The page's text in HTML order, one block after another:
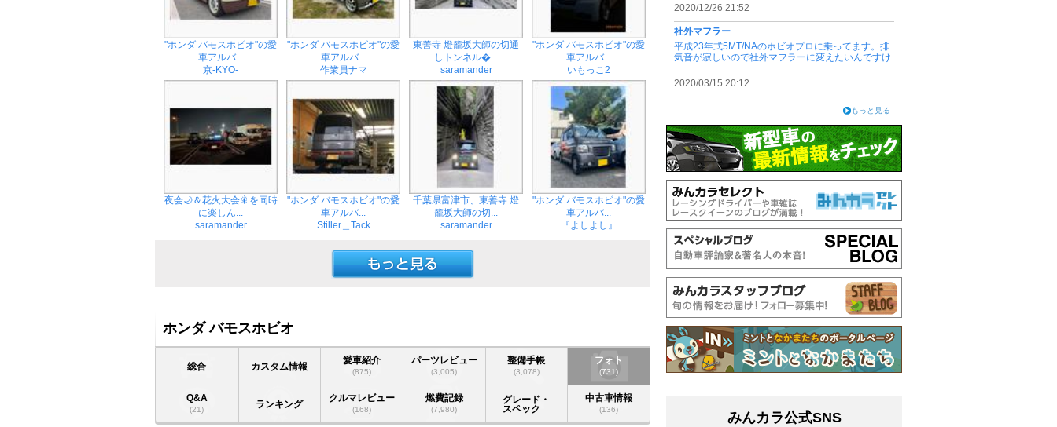
"ホンダ バモスホビオ"の愛
車アルバ...
京-KYO-
"ホンダ バモスホビオ"の愛
車アルバ...
作業員ナマ
東善寺 燈籠坂大師の切通
しトンネル�...
saramander
"ホンダ バモスホビオ"の愛
車アルバ...
いもっこ2
夜会🌙＆花火大会🎇を同時
に楽しん...
saramander
"ホンダ バモスホビオ"の愛
車アルバ...
Stiller＿Tack
千葉県富津市、東善寺 燈
籠坂大師の切...
saramander
"ホンダ バモスホビオ"の愛
車アルバ...
『よしよし』
ホンダ バモスホビオ
総合 カスタム情報
愛車紹介
(875)
パーツレビュー
(3,005)
整備手帳
(3,078)
フォト
(731)
Q&A
(21) ランキング
クルマレビュー
(168)
燃費記録
(7,980)
グレード・
スペック
中古車情報
(136)
2020/12/26 21:52
社外マフラー
平成23年式5MT/NAのホビオプロに乗ってます。排
気音が寂しいので社外マフラーに変えたいんですけ
...
2020/03/15 20:12
もっと見る
みんカラ公式SNS